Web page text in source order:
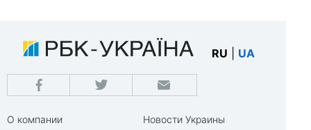
RU UA
О компании
Новости Украины